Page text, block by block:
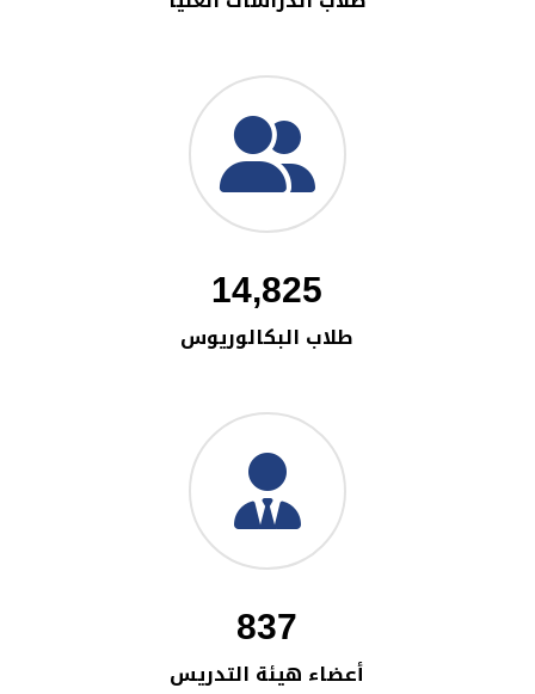
14,825
طلاب البكالوريوس
837
أعضاء هيئة التدريس